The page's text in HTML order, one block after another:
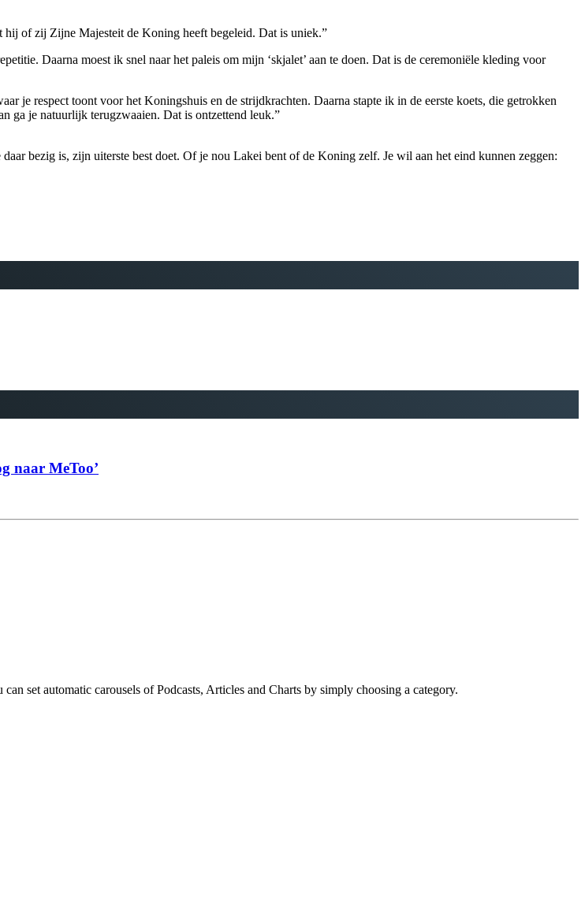
of zij Zijne Majesteit de Koning heeft begeleid. Dat is uniek.”
Daarna moest ik snel naar het paleis om mijn ‘skjalet’ aan te doen. Dat is de ceremoniële kleding voor
je respect toont voor het Koningshuis en de strijdkrachten. Daarna stapte ik in de eerste koets, die getrokken
ga je natuurlijk terugzwaaien. Dat is ontzettend leuk.”
bezig is, zijn uiterste best doet. Of je nou Lakei bent of de Koning zelf. Je wil aan het eind kunnen zeggen:
naar MeToo’
set automatic carousels of Podcasts, Articles and Charts by simply choosing a category.